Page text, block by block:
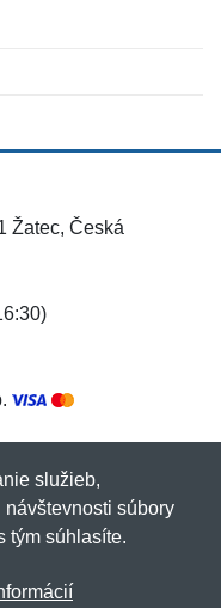
Žatec, Česká
vami)Netnakup.sk
služieb,
súbory
tým súhlasíte.